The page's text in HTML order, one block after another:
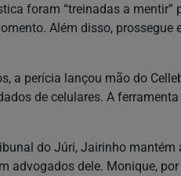
foram “treinadas a
Além disso,
a perícia lançou mão do
de celulares. A
do Júri, Jairinho
advogados dele. Monique,